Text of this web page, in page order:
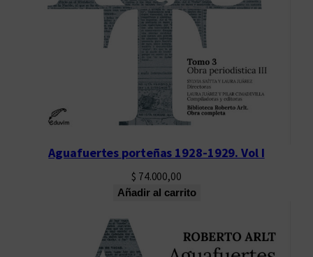
Aguafuertes porteñas 1928-1929. Vol I
$ 74.000,00
Añadir al carrito